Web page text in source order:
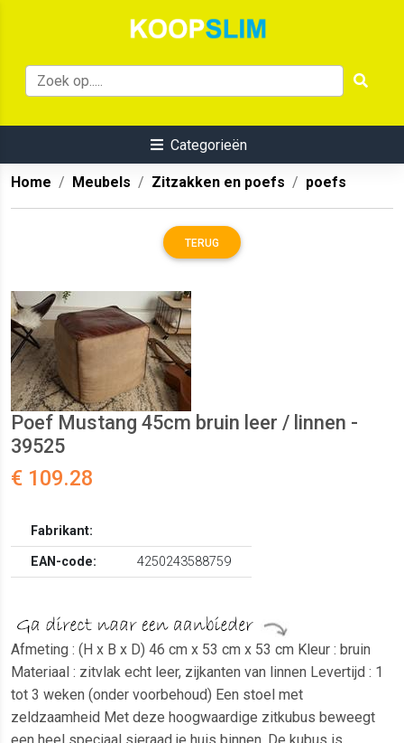
Categorieën
Home Meubels Zitzakken en poefs poefs
TERUG
Poef Mustang 45cm bruin leer / linnen -
39525
€ 109.28
Fabrikant:
EAN-code:
4250243588759
Afmeting : (H x B x D) 46 cm x 53 cm x 53 cm Kleur : bruin
Materiaal : zitvlak echt leer, zijkanten van linnen Levertijd : 1
tot 3 weken (onder voorbehoud) Een stoel met
zeldzaamheid Met deze hoogwaardige zitkubus beweegt